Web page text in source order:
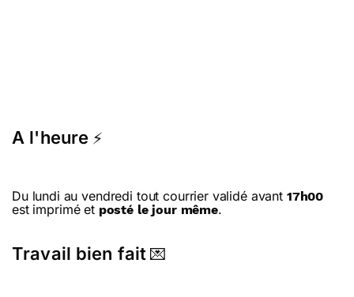
A l'heure ⚡
Du lundi au vendredi tout courrier validé avant 17h00
est imprimé et posté le jour même.
Travail bien fait 💌